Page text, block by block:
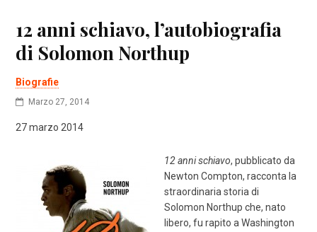
12 anni schiavo, l’autobiografia
di Solomon Northup
Biografie
Marzo 27, 2014
27 marzo 2014
12 anni schiavo, pubblicato da
Newton Compton, racconta la
straordinaria storia di
Solomon Northup che, nato
libero, fu rapito a Washington